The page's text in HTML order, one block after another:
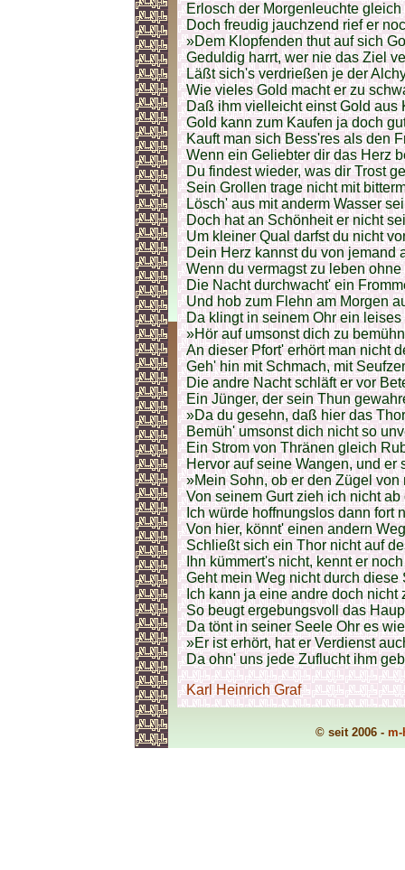
Erlosch der Morgenleuchte gleich
Doch freudig jauchzend rief er
»Dem Klopfenden thut auf sich
Geduldig harrt, wer nie das Ziel
Läßt sich's verdrießen je der
Wie vieles Gold macht er zu
Daß ihm vielleicht einst Gold aus
Gold kann zum Kaufen ja doch
Kauft man sich Bess'res als den
Wenn ein Geliebter dir das Herz
Du findest wieder, was dir Trost
Sein Grollen trage nicht mit
Lösch' aus mit anderm Wasser
Doch hat an Schönheit er nicht
Um kleiner Qual darfst du nicht
Dein Herz kannst du von jemand
Wenn du vermagst zu leben ohne
Die Nacht durchwacht' ein
Und hob zum Flehn am Morgen
Da klingt in seinem Ohr ein leises
»Hör auf umsonst dich zu
An dieser Pfort' erhört man nicht
Geh' hin mit Schmach, mit
Die andre Nacht schläft er vor
Ein Jünger, der sein Thun
»Da du gesehn, daß hier das
Bemüh' umsonst dich nicht so
Ein Strom von Thränen gleich
Hervor auf seine Wangen, und er
»Mein Sohn, ob er den Zügel von
Von seinem Gurt zieh ich nicht
Ich würde hoffnungslos dann fort
Von hier, könnt' einen andern
Schließt sich ein Thor nicht auf
Ihn kümmert's nicht, kennt er
Geht mein Weg nicht durch diese
Ich kann ja eine andre doch nicht
So beugt ergebungsvoll das
Da tönt in seiner Seele Ohr es
»Er ist erhört, hat er Verdienst
Da ohn' uns jede Zuflucht ihm
Karl Heinrich Graf
© seit 2006 - m-